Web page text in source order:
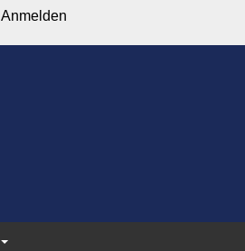
Anmelden